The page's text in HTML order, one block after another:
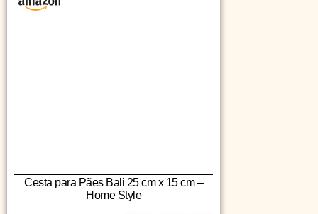
Cesta para Pães Bali 25 cm x 15 cm –
Home Style